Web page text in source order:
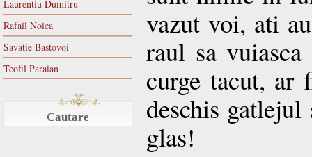
Laurentiu Dumitru
Rafail Noica
Savatie Bastovoi
Teofil Paraian
Cautare
vazut voi, ati
raul sa
curge tacut, ar
deschis
glas!